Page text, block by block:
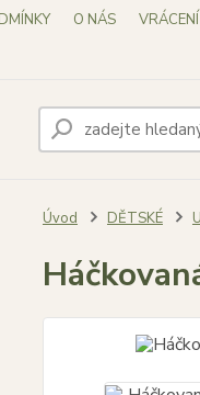
O NÁS
Úvod DĚTSKÉ